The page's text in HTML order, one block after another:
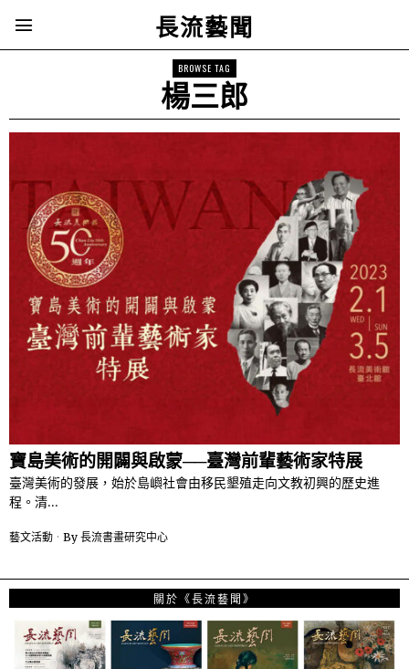
長流藝聞
BROWSE TAG
楊三郎
寶島美術的開闢與啟蒙──臺灣前輩藝術家特展
臺灣美術的發展，始於島嶼社會由移民墾殖走向文教初興的歷史進
程。清…
藝文活動 By 長流書畫研究中心
關於《長流藝聞》